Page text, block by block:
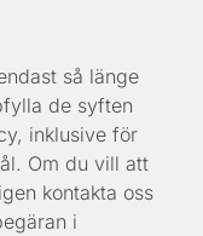
så länge
de syften
inklusive för
Om du vill att
kontakta oss
i